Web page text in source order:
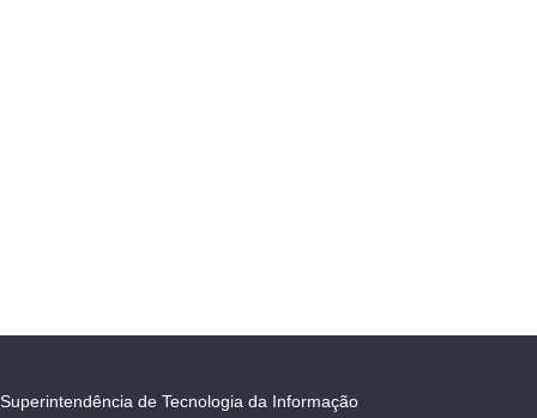
Superintendência de Tecnologia da Informação